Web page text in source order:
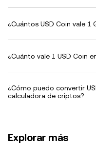
¿Cuántos USD Coin vale 1
¿Cuánto vale 1 USD Coin
¿Cómo puedo convertir
calculadora de criptos?
Explorar más